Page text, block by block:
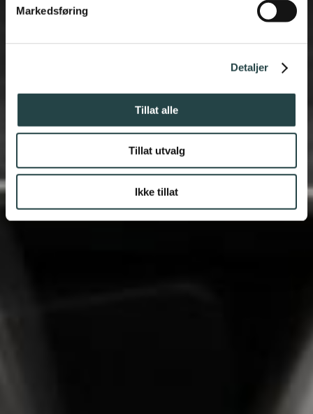
Markedsføring
Detaljer
Tillat alle
Tillat utvalg
Ikke tillat
BESTE PRIS OG
KOMPETANSE PÅ